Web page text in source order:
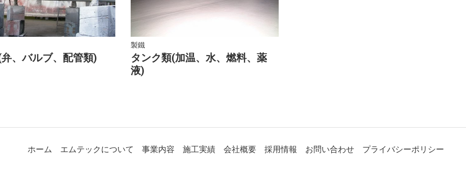
、バルブ、配管類)
製鐵
タンク類(加温、水、燃料、薬
液)
ホーム エムテックについて 事業内容 施工実績 会社概要 採用情報 お問い合わせ プライバシーポリシー